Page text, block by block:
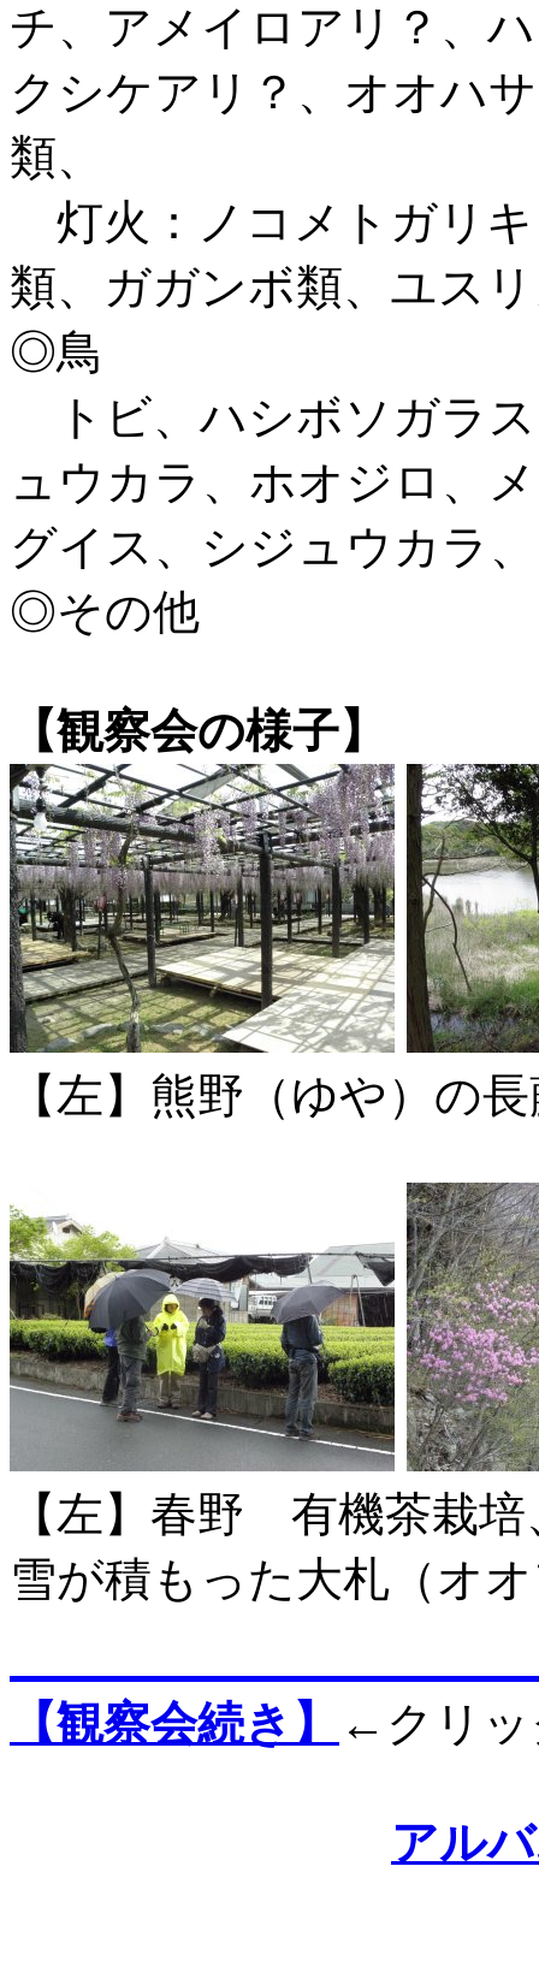
チ、アメイロアリ？、
クシケアリ？、オオハ
類、
灯火：ノコメトガリ
類、ガガンボ類、ユス
◎鳥
トビ、ハシボソガラ
ュウカラ、ホオジロ、
グイス、シジュウカラ
◎その他
【観察会の様子】
【左】熊野（ゆや）
【左】春野 有機茶栽
雪が積もった大札（オ
【観察会続き】 ←クリッ
アル